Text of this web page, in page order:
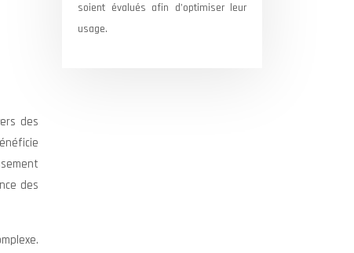
des
des
soient évalués afin d’optimiser leur
usage.